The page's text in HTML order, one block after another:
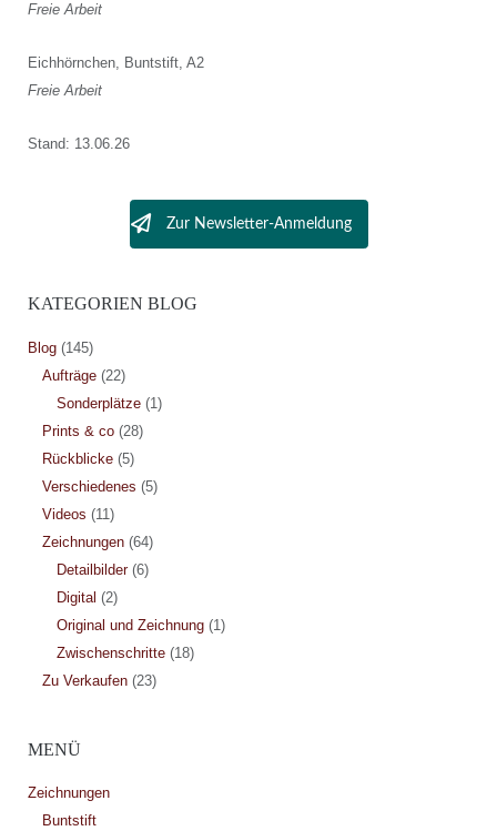
Freie Arbeit
Eichhörnchen, Buntstift, A2
Freie Arbeit
Stand: 13.06.26
Zur Newsletter-Anmeldung
KATEGORIEN BLOG
Blog(145)
Aufträge(22)
Sonderplätze(1)
Prints & co(28)
Rückblicke(5)
Verschiedenes (5)
Videos (11)
Zeichnungen(64)
Detailbilder(6)
Digital (2)
Original und Zeichnung(1)
Zwischenschritte(18)
Zu Verkaufen(23)
MENÜ
Zeichnungen
Buntstift